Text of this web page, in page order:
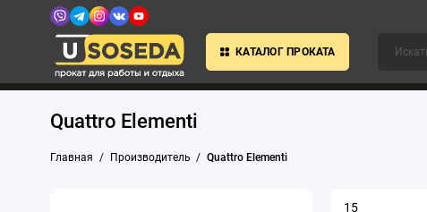
КАТАЛОГ ПРОКАТА
Quattro Elementi
Главная Производитель Quattro Elementi